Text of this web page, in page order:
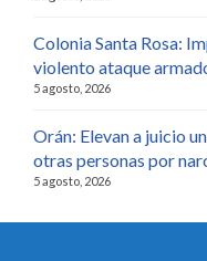
Colonia Santa Rosa:
violento ataque
5 agosto, 2026
Orán: Elevan a juicio
otras personas por
5 agosto, 2026